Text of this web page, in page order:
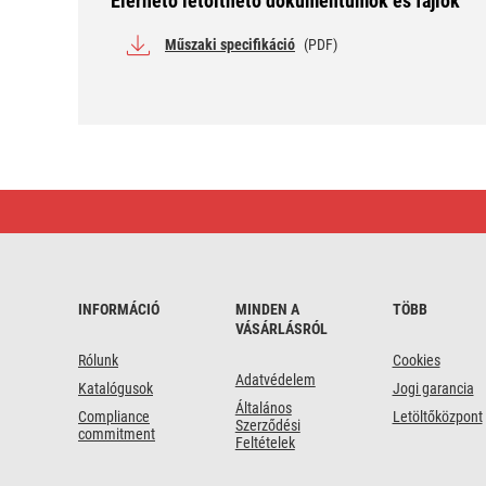
Műszaki specifikáció (PDF)
plus
INFORMÁCIÓ
Rólunk
Katalógusok
Compliance
commitment
MINDEN A
VÁSÁRLÁSRÓL
Adatvédelem
Általános
Szerződési
Feltételek
TÖBB
Cookies
Jogi garancia
Letöltőközpont